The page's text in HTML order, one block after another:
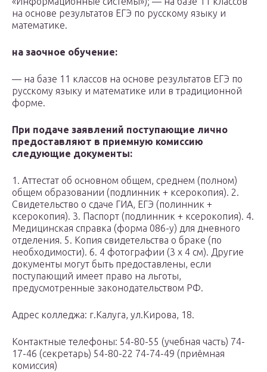
на основе результатов ЕГЭ по русскому языку и
математике.
на заочное обучение:
— на базе 11 классов на основе результатов ЕГЭ по
русскому языку и математике или в традиционной
форме.
При подаче заявлений поступающие лично
предоставляют в приемную комиссию
следующие документы:
1. Аттестат об основном общем, среднем (полном)
общем образовании (подлинник + ксерокопия). 2.
Свидетельство о сдаче ГИА, ЕГЭ (полинник +
ксерокопия). 3. Паспорт (подлинник + ксерокопия). 4.
Медицинская справка (форма 086-у) для дневного
отделения. 5. Копия свидетельства о браке (по
необходимости). 6. 4 фотографии (3 х 4 см). Другие
документы могут быть предоставлены, если
поступающий имеет право на льготы,
предусмотренные законодательством РФ.
Адрес колледжа: г.Калуга, ул.Кирова, 18.
Контактные телефоны: 54-80-55 (учебная часть) 74-
17-46 (секретарь) 54-80-22 74-74-49 (приёмная
комиссия)